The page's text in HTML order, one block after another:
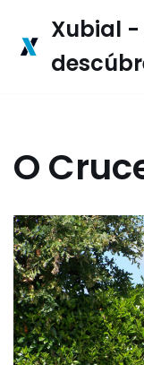
Skip
Xubial
O